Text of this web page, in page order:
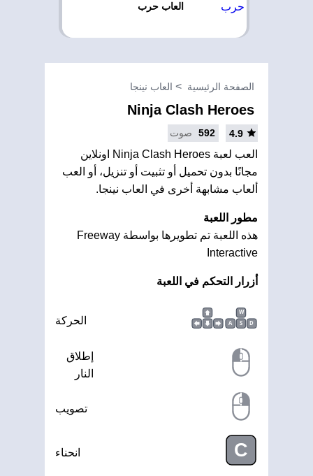
العاب حرب
الصفحة الرئيسية العاب نينجا
Ninja Clash Heroes
4.9
592 صوت
العب لعبة Ninja Clash Heroes اونلاين
مجانًا بدون تحميل أو تثبيت أو تنزيل، أو العب
ألعاب مشابهة أخرى في العاب نينجا.
مطور اللعبة
هذه اللعبة تم تطويرها بواسطة Freeway
Interactive
أزرار التحكم في اللعبة
W
A
S D الحركة
إطلاق
النار
تصويب
C انحناء